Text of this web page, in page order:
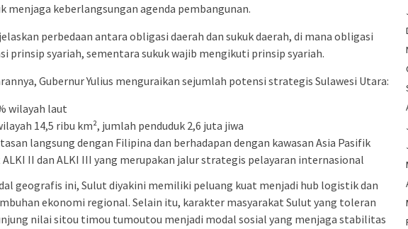
menjaga keberlangsungan agenda pembangunan.
perbedaan antara obligasi daerah dan sukuk daerah, di mana obligasi
prinsip syariah, sementara sukuk wajib mengikuti prinsip syariah.
Gubernur Yulius menguraikan sejumlah potensi strategis Sulawesi Utara:
wilayah laut
14,5 ribu km², jumlah penduduk 2,6 juta jiwa
langsung dengan Filipina dan berhadapan dengan kawasan Asia Pasifik
II dan ALKI III yang merupakan jalur strategis pelayaran internasional
geografis ini, Sulut diyakini memiliki peluang kuat menjadi hub logistik dan
ekonomi regional. Selain itu, karakter masyarakat Sulut yang toleran
nilai sitou timou tumoutou menjadi modal sosial yang menjaga stabilitas